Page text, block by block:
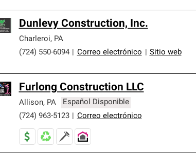
Dunlevy Construction, Inc.
Charleroi, PA
(724) 550-6094
Correo electrónico Sitio web
Furlong Construction LLC
Allison, PA
Español Disponible
(724) 963-5123
Correo electrónico